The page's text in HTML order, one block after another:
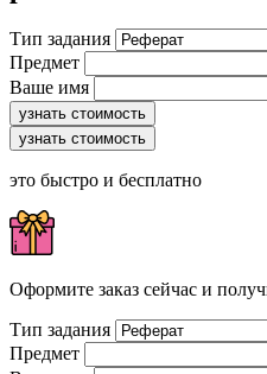
Тип задания
Предмет
Ваше имя
узнать стоимость
узнать стоимость
это быстро и бесплатно
Оформите заказ сейчас и
Тип задания
Предмет